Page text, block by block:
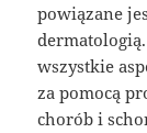
powiązane
wszystkie
za pomocą
chorób i